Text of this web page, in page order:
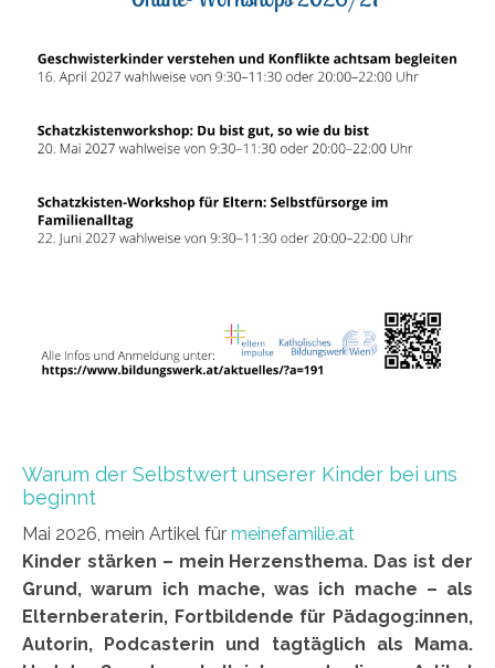
Warum der Selbstwert unserer Kinder bei uns
beginnt
Mai 2026, mein Artikel für meinefamilie.at
Kinder stärken – mein Herzensthema. Das ist der
Grund, warum ich mache, was ich mache – als
Elternberaterin, Fortbildende für Pädagog:innen,
Autorin, Podcasterin und tagtäglich als Mama.